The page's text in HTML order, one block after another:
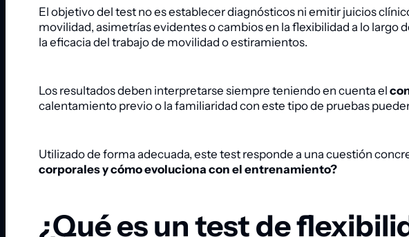
El objetivo del test no es establecer diagnósticos ni emitir juicios
movilidad, asimetrías evidentes o cambios en la flexibilidad a lo
la eficacia del trabajo de movilidad o estiramientos.
Los resultados deben interpretarse siempre teniendo en cuenta el
calentamiento previo o la familiaridad con este tipo de pruebas
Utilizado de forma adecuada, este test responde a una cuestión
corporales y cómo evoluciona con el entrenamiento?
¿Qué es un test de